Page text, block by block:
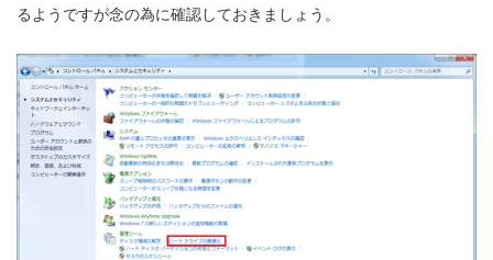
るようですが念の為に確認しておきましょう。